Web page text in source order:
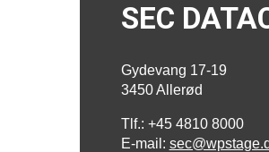
SEC
Gydevang 17-19
3450 Allerød
Tlf.: +45 4810 8000
E-mail: